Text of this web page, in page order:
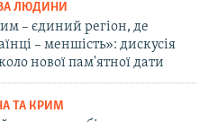
ЛЮДИНИ
– єдиний регіон, де
– меншість»: дискусія
нової пам'ятної дати
ТА КРИМ